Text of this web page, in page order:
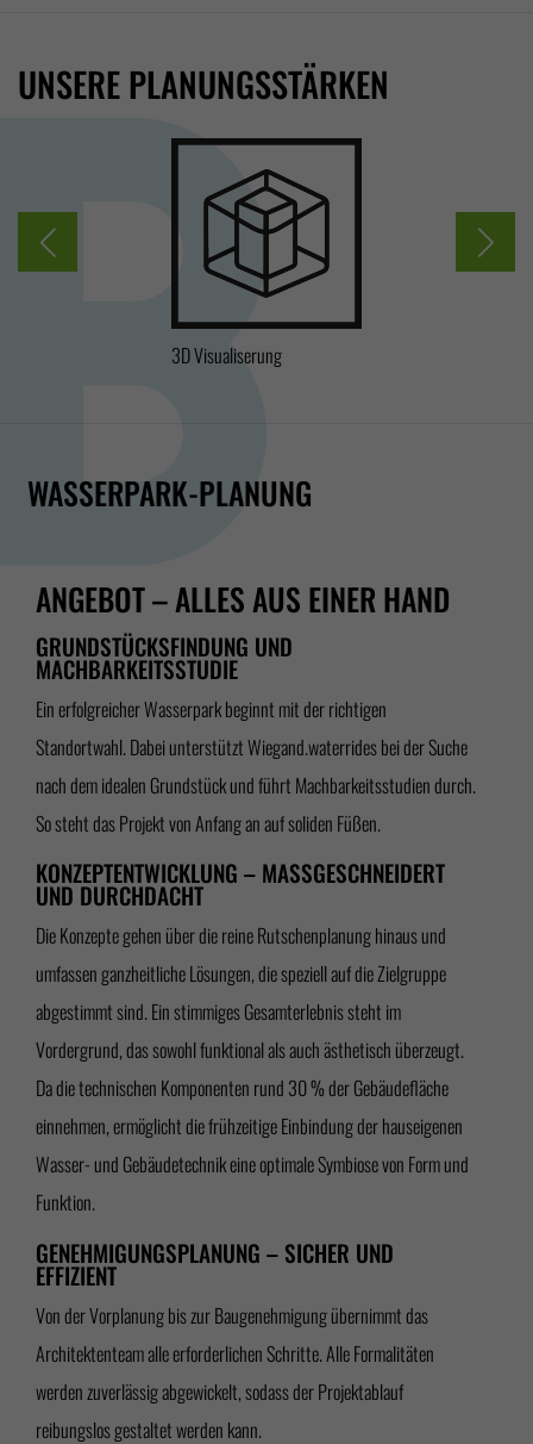
UNSERE PLANUNGSSTÄRKEN
3D Visualiserung
WASSERPARK-PLANUNG
ANGEBOT – ALLES AUS EINER HAND
GRUNDSTÜCKSFINDUNG UND
MACHBARKEITSSTUDIE
Ein erfolgreicher Wasserpark beginnt mit der richtigen
Standortwahl. Dabei unterstützt Wiegand.waterrides bei der Suche
nach dem idealen Grundstück und führt Machbarkeitsstudien durch.
So steht das Projekt von Anfang an auf soliden Füßen.
KONZEPTENTWICKLUNG – MASSGESCHNEIDERT U
ND DURCHDACHT
Die Konzepte gehen über die reine Rutschenplanung hinaus und
umfassen ganzheitliche Lösungen, die speziell auf die Zielgruppe
abgestimmt sind. Ein stimmiges Gesamterlebnis steht im
Vordergrund, das sowohl funktional als auch ästhetisch überzeugt.
Da die technischen Komponenten rund 30 % der Gebäudefläche
einnehmen, ermöglicht die frühzeitige Einbindung der hauseigenen
Wasser- und Gebäudetechnik eine optimale Symbiose von Form und
Funktion.
GENEHMIGUNGSPLANUNG – SICHER UND
EFFIZIENT
Von der Vorplanung bis zur Baugenehmigung übernimmt das
Architektenteam alle erforderlichen Schritte. Alle Formalitäten
werden zuverlässig abgewickelt, sodass der Projektablauf
reibungslos gestaltet werden kann.